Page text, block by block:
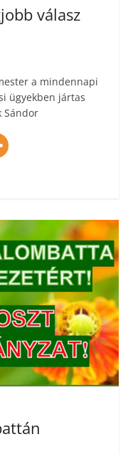
válasz
a mindennapi
ügyekben jártas
­Sándor